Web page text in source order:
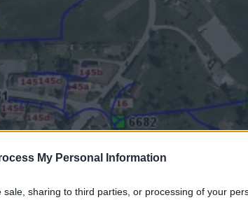
My Personal Information
sale, sharing to third parties, or processing of your